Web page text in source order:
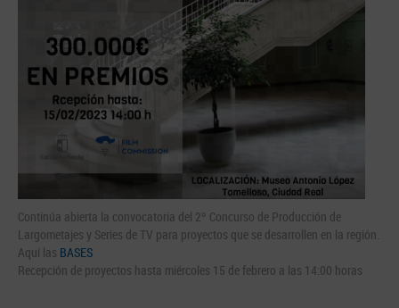
Continúa abierta la convocatoria del 2º Concurso de Producción de
Largometajes y Series de TV para proyectos que se desarrollen en la región.
Aquí las BASES
Recepción de proyectos hasta miércoles 15 de febrero a las 14:00 horas